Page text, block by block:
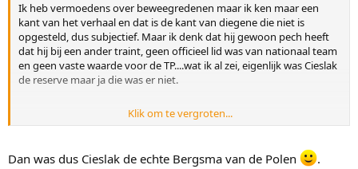
Ik heb vermoedens over beweegredenen maar ik ken maar een
kant van het verhaal en dat is de kant van diegene die niet is
opgesteld, dus subjectief. Maar ik denk dat hij gewoon pech heeft
dat hij bij een ander traint, geen officieel lid was van nationaal team
en geen vaste waarde voor de TP....wat ik al zei, eigenlijk was Cieslak
de reserve maar ja die was er niet.
Sent from my RM-821_eu_netherlands_315 using Tapatalk
Klik om te vergroten...
Dan was dus Cieslak de echte Bergsma van de Polen .